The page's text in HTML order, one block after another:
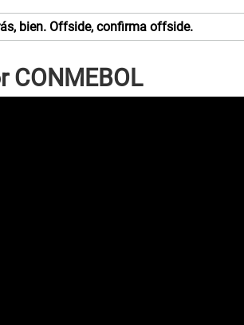
bien. Offside, confirma offside.
CONMEBOL